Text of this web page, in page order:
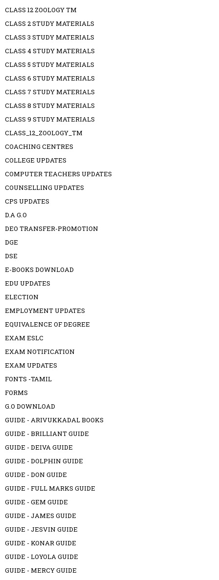
CLASS 12 ZOOLOGY TM
CLASS 2 STUDY MATERIALS
CLASS 3 STUDY MATERIALS
CLASS 4 STUDY MATERIALS
CLASS 5 STUDY MATERIALS
CLASS 6 STUDY MATERIALS
CLASS 7 STUDY MATERIALS
CLASS 8 STUDY MATERIALS
CLASS 9 STUDY MATERIALS
CLASS_12_ZOOLOGY_TM
COACHING CENTRES
COLLEGE UPDATES
COMPUTER TEACHERS UPDATES
COUNSELLING UPDATES
CPS UPDATES
D.A G.O
DEO TRANSFER-PROMOTION
DGE
DSE
E-BOOKS DOWNLOAD
EDU UPDATES
ELECTION
EMPLOYMENT UPDATES
EQUIVALENCE OF DEGREE
EXAM ESLC
EXAM NOTIFICATION
EXAM UPDATES
FONTS -TAMIL
FORMS
G.O DOWNLOAD
GUIDE - ARIVUKKADAL BOOKS
GUIDE - BRILLIANT GUIDE
GUIDE - DEIVA GUIDE
GUIDE - DOLPHIN GUIDE
GUIDE - DON GUIDE
GUIDE - FULL MARKS GUIDE
GUIDE - GEM GUIDE
GUIDE - JAMES GUIDE
GUIDE - JESVIN GUIDE
GUIDE - KONAR GUIDE
GUIDE - LOYOLA GUIDE
GUIDE - MERCY GUIDE